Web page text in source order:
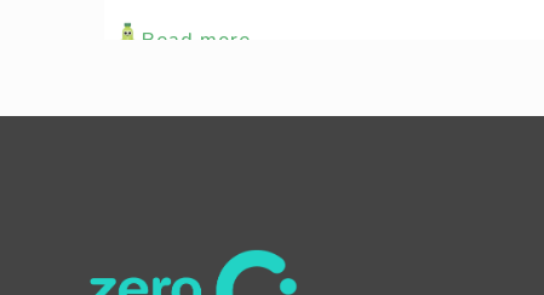
Read more